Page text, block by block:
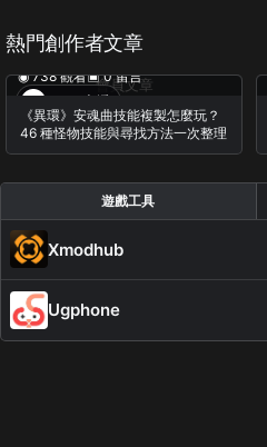
熱門創作者文章
會員文章
Game老潘
◉ 738 觀看▣ 0 留言
《異環》安魂曲技能複製怎麼玩？
46 種怪物技能與尋找方法一次整理
遊戲工具
Xmodhub
Ugphone